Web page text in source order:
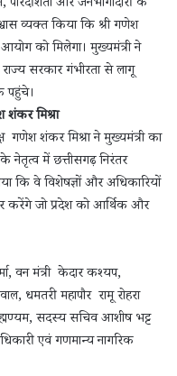
व्यक्त किया कि श्री गणेश
को मिलेगा। मुख्यमंत्री ने
राज्य सरकार गंभीरता से लागू
पहुंचे।
शंकर मिश्रा
गणेश शंकर मिश्रा ने मुख्यमंत्री का
नेतृत्व में छत्तीसगढ़ निरंतर
कि वे विशेषज्ञों और अधिकारियों
करेंगे जो प्रदेश को आर्थिक और
वन मंत्री केदार कश्यप,
धमतरी महापौर रामू रोहरा
सदस्य सचिव आशीष भट्ट
एवं गणमान्य नागरिक